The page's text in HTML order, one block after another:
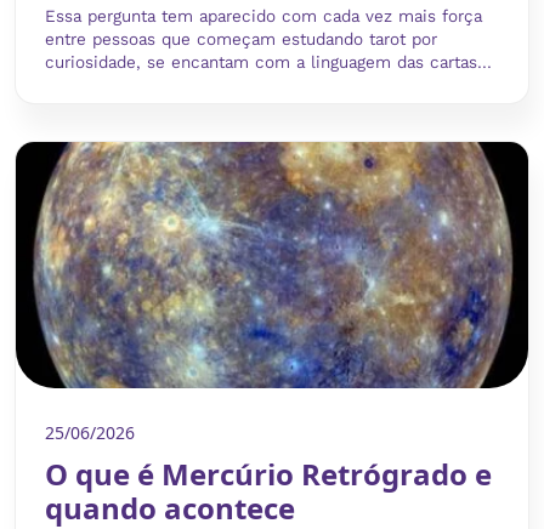
Essa pergunta tem aparecido com cada vez mais força
entre pessoas que começam estudando tarot por
curiosidade, se encantam com a linguagem das cartas...
25/06/2026
O que é Mercúrio Retrógrado e
quando acontece